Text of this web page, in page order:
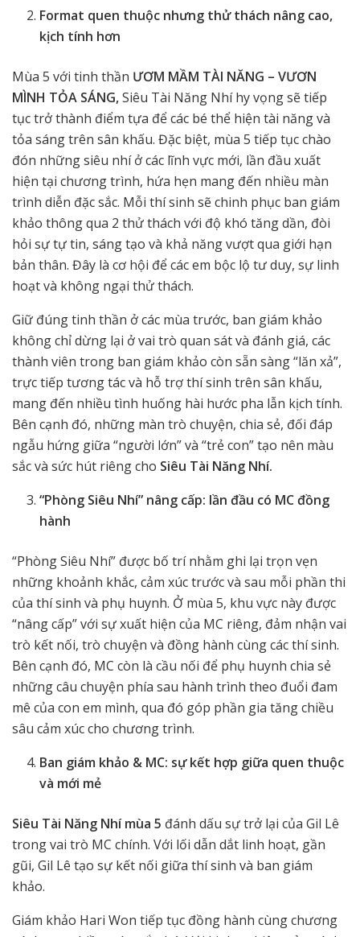
Format quen thuộc nhưng thử thách nâng cao,
kịch tính hơn
Mùa 5 với tinh thần ƯƠM MẦM TÀI NĂNG – VƯƠN
MÌNH TỎA SÁNG,Siêu Tài Năng Nhí hy vọng sẽ tiếp
tục trở thành điểm tựa để các bé thể hiện tài năng và
tỏa sáng trên sân khấu. Đặc biệt, mùa 5 tiếp tục chào
đón những siêu nhí ở các lĩnh vực mới, lần đầu xuất
hiện tại chương trình, hứa hẹn mang đến nhiều màn
trình diễn đặc sắc. Mỗi thí sinh sẽ chinh phục ban giám
khảo thông qua 2 thử thách với độ khó tăng dần, đòi
hỏi sự tự tin, sáng tạo và khả năng vượt qua giới hạn
bản thân. Đây là cơ hội để các em bộc lộ tư duy, sự linh
hoạt và không ngại thử thách.
Giữ đúng tinh thần ở các mùa trước, ban giám khảo
không chỉ dừng lại ở vai trò quan sát và đánh giá, các
thành viên trong ban giám khảo còn sẵn sàng “lăn xả”,
trực tiếp tương tác và hỗ trợ thí sinh trên sân khấu,
mang đến nhiều tình huống hài hước pha lẫn kịch tính.
Bên cạnh đó, những màn trò chuyện, chia sẻ, đối đáp
ngẫu hứng giữa “người lớn” và “trẻ con” tạo nên màu
sắc và sức hút riêng cho Siêu Tài Năng Nhí.
“Phòng Siêu Nhí” nâng cấp: lần đầu có MC đồng
hành
“Phòng Siêu Nhí” được bố trí nhằm ghi lại trọn vẹn
những khoảnh khắc, cảm xúc trước và sau mỗi phần thi
của thí sinh và phụ huynh. Ở mùa 5, khu vực này được
“nâng cấp” với sự xuất hiện của MC riêng, đảm nhận vai
trò kết nối, trò chuyện và đồng hành cùng các thí sinh.
Bên cạnh đó, MC còn là cầu nối để phụ huynh chia sẻ
những câu chuyện phía sau hành trình theo đuổi đam
mê của con em mình, qua đó góp phần gia tăng chiều
sâu cảm xúc cho chương trình.
Ban giám khảo & MC: sự kết hợp giữa quen thuộc
và mới mẻ
Siêu Tài Năng Nhí mùa 5 đánh dấu sự trở lại của Gil Lê
trong vai trò MC chính. Với lối dẫn dắt linh hoạt, gần
gũi, Gil Lê tạo sự kết nối giữa thí sinh và ban giám
khảo.
Giám khảo Hari Won tiếp tục đồng hành cùng chương